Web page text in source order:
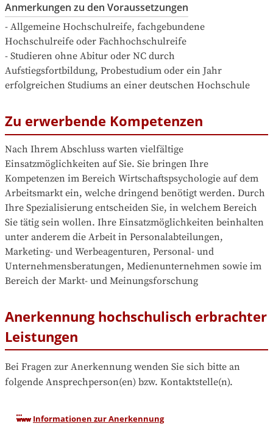
Anmerkungen zu den Voraussetzungen
- Allgemeine Hochschulreife, fachgebundene
Hochschulreife oder Fachhochschulreife
- Studieren ohne Abitur oder NC durch
Aufstiegsfortbildung, Probestudium oder ein Jahr
erfolgreichen Studiums an einer deutschen Hochschule
Zu erwerbende Kompetenzen
Nach Ihrem Abschluss warten vielfältige
Einsatzmöglichkeiten auf Sie. Sie bringen Ihre
Kompetenzen im Bereich Wirtschaftspsychologie auf dem
Arbeitsmarkt ein, welche dringend benötigt werden. Durch
Ihre Spezialisierung entscheiden Sie, in welchem Bereich
Sie tätig sein wollen. Ihre Einsatzmöglichkeiten beinhalten
unter anderem die Arbeit in Personalabteilungen,
Marketing- und Werbeagenturen, Personal- und
Unternehmensberatungen, Medienunternehmen sowie im
Bereich der Markt- und Meinungsforschung
Anerkennung hochschulisch erbrachter
Leistungen
Bei Fragen zur Anerkennung wenden Sie sich bitte an
folgende Ansprechperson(en) bzw. Kontaktstelle(n).
Informationen zur Anerkennung